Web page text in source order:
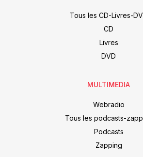
Tous les CD-Livres-
CD
Livres
DVD
MULTIMEDIA
Webradio
Tous les podcasts-
Podcasts
Zapping